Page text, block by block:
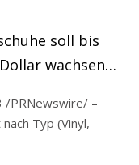
soll bis
wachsen,
/PRNewswire/ –
Typ (Vinyl,